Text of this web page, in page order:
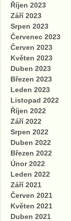
Říjen 2023
Září 2023
Srpen 2023
Červenec 2023
Červen 2023
Květen 2023
Duben 2023
Březen 2023
Leden 2023
Listopad 2022
Říjen 2022
Září 2022
Srpen 2022
Duben 2022
Březen 2022
Únor 2022
Leden 2022
Září 2021
Červen 2021
Květen 2021
Duben 2021